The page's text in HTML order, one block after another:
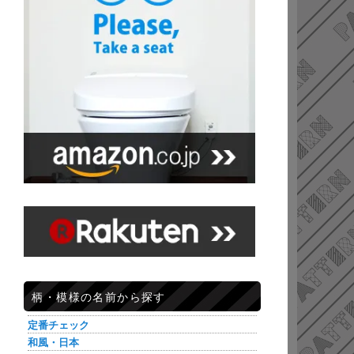
柄・模様の名前から探す
定番チェック
和風・日本